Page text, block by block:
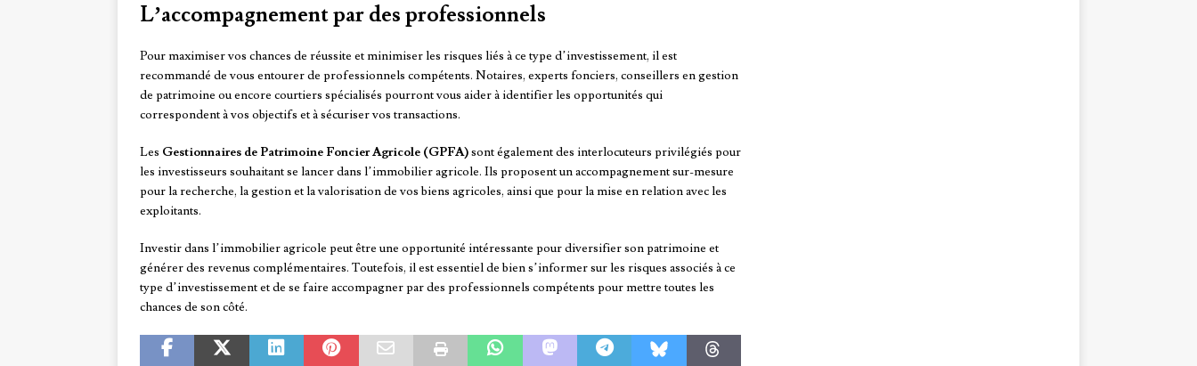
L’accompagnement par des professionnels
Pour maximiser vos chances de réussite et minimiser les risques liés à ce type d’investissement, il est
recommandé de vous entourer de professionnels compétents. Notaires, experts fonciers, conseillers en gestion
de patrimoine ou encore courtiers spécialisés pourront vous aider à identifier les opportunités qui
correspondent à vos objectifs et à sécuriser vos transactions.
Les Gestionnaires de Patrimoine Foncier Agricole (GPFA)sont également des interlocuteurs privilégiés pour
les investisseurs souhaitant se lancer dans l’immobilier agricole. Ils proposent un accompagnement sur-mesure
pour la recherche, la gestion et la valorisation de vos biens agricoles, ainsi que pour la mise en relation avec les
exploitants.
Investir dans l’immobilier agricole peut être une opportunité intéressante pour diversifier son patrimoine et
générer des revenus complémentaires. Toutefois, il est essentiel de bien s’informer sur les risques associés à ce
type d’investissement et de se faire accompagner par des professionnels compétents pour mettre toutes les
chances de son côté.